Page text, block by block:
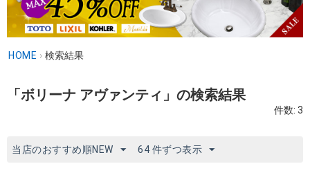
HOME › 検索結果
「ボリーナ アヴァンティ」の検索結果
件数: 3
当店のおすすめ順NEW 64 件ずつ表示